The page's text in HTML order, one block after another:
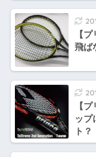
【
飛ば
【
ップ
ト？